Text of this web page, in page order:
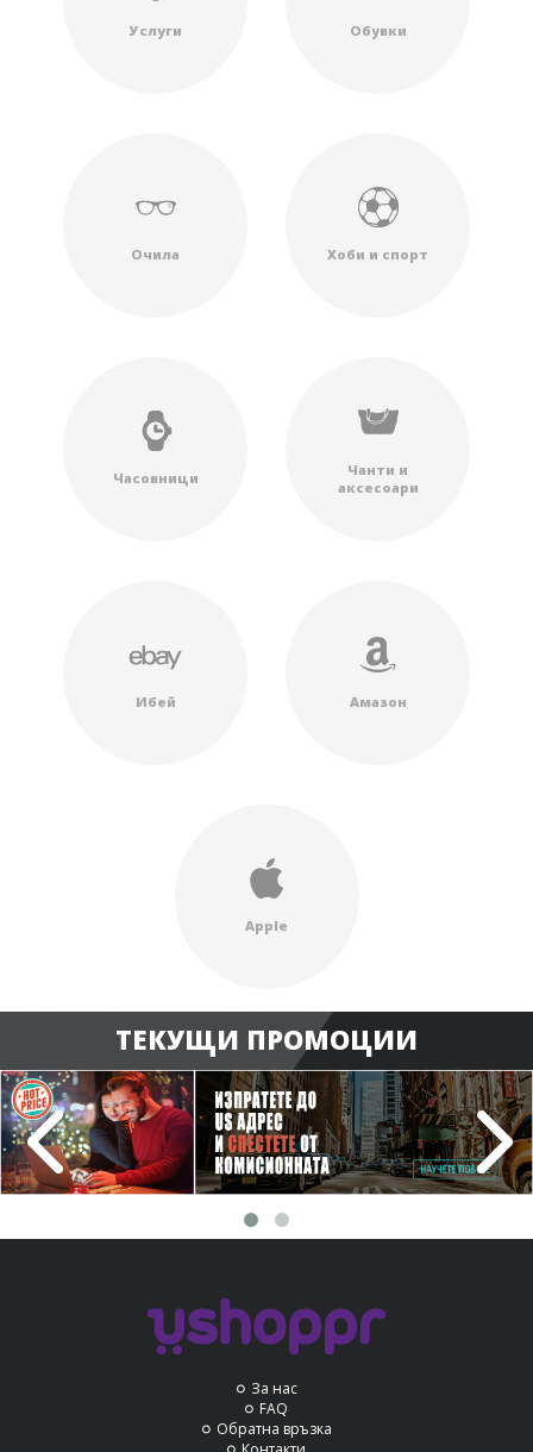
Услуги Обувки
Очила Хоби и спорт
Часовници
Чанти и
аксесоари
Ибей Амазон
Apple
ТЕКУЩИ ПРОМОЦИИ
За нас
FAQ
Обратна връзка